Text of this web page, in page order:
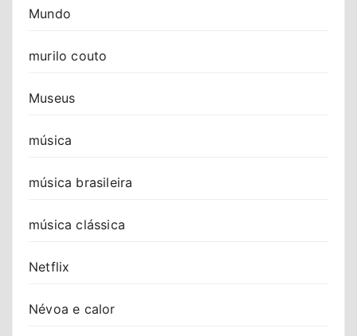
Mundo
murilo couto
Museus
música
música brasileira
música clássica
Netflix
Névoa e calor